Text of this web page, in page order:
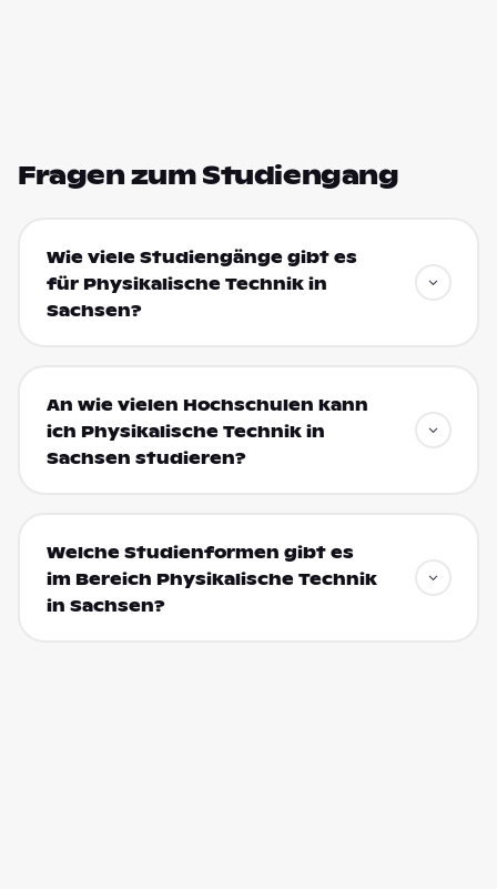
Fragen zum Studiengang
Wie viele Studiengänge gibt es
für Physikalische Technik in
Sachsen?
An wie vielen Hochschulen kann
ich Physikalische Technik in
Sachsen studieren?
Welche Studienformen gibt es
im Bereich Physikalische Technik
in Sachsen?